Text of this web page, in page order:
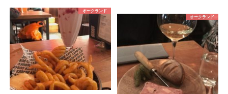
オークランド
オークランド